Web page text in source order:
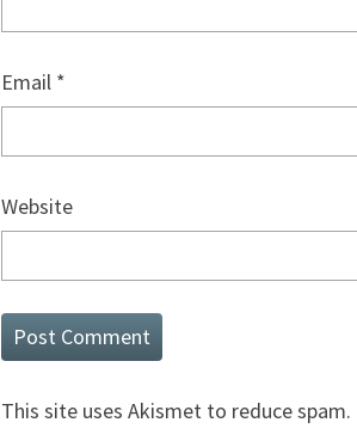
Email *
Website
This site uses Akismet to reduce spam.